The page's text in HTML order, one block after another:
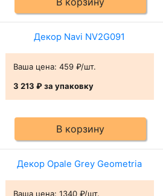
Декор Navi NV2G091
Ваша цена: 459 ₽/шт.
3 213 ₽за упаковку
В корзину
Декор Opale Grey Geometria
Ваша цена: 1340 ₽/шт.